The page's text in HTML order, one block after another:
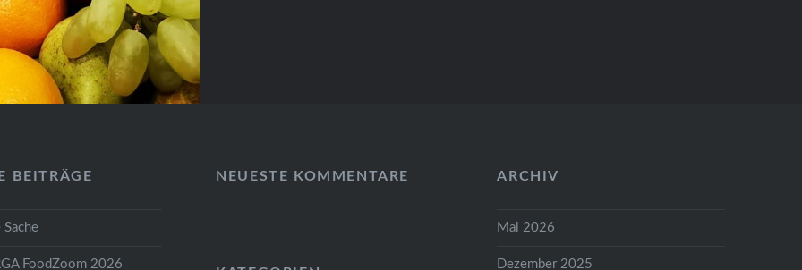
BEITRÄGE
Sache
FoodZoom 2026
NEUESTE KOMMENTARE ARCHIV
Mai 2026
Dezember 2025